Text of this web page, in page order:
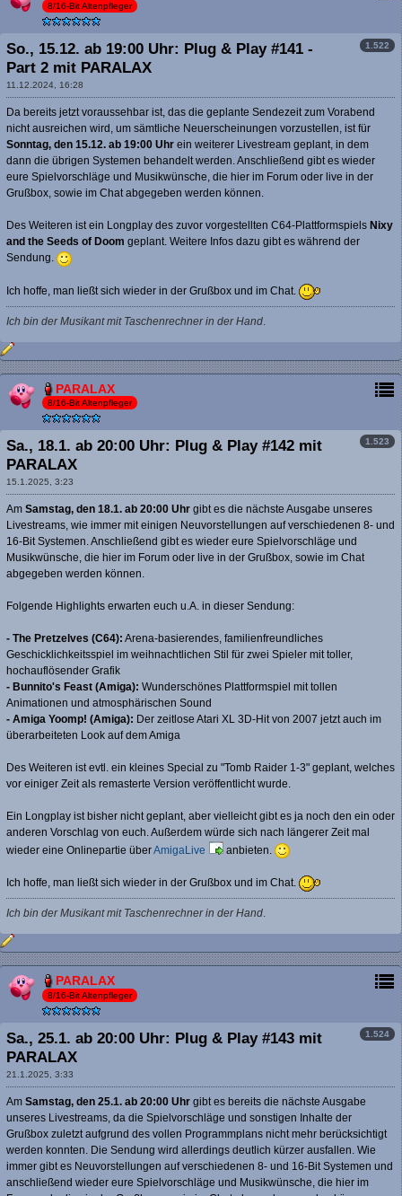
8/16-Bit Altenpfleger
1.522
So., 15.12. ab 19:00 Uhr: Plug & Play #141 -
Part 2 mit PARALAX
11.12.2024, 16:28
Da bereits jetzt voraussehbar ist, das die geplante Sendezeit zum Vorabend
nicht ausreichen wird, um sämtliche Neuerscheinungen vorzustellen, ist für
Sonntag, den 15.12. ab 19:00 Uhr ein weiterer Livestream geplant, in dem
dann die übrigen Systemen behandelt werden. Anschließend gibt es wieder
eure Spielvorschläge und Musikwünsche, die hier im Forum oder live in der
Grußbox, sowie im Chat abgegeben werden können.
Des Weiteren ist ein Longplay des zuvor vorgestellten C64-Plattformspiels Nixy
and the Seeds of Doom geplant. Weitere Infos dazu gibt es während der
Sendung.
Ich hoffe, man ließt sich wieder in der Grußbox und im Chat.
Ich bin der Musikant mit Taschenrechner in der Hand
PARALAX
8/16-Bit Altenpfleger
1.523
Sa., 18.1. ab 20:00 Uhr: Plug & Play #142 mit
PARALAX
15.1.2025, 3:23
Am Samstag, den 18.1. ab 20:00 Uhr gibt es die nächste Ausgabe unseres
Livestreams, wie immer mit einigen Neuvorstellungen auf verschiedenen 8- und
16-Bit Systemen. Anschließend gibt es wieder eure Spielvorschläge und
Musikwünsche, die hier im Forum oder live in der Grußbox, sowie im Chat
abgegeben werden können.
Folgende Highlights erwarten euch u.A. in dieser Sendung:
- The Pretzelves (C64): Arena-basierendes, familienfreundliches
Geschicklichkeitsspiel im weihnachtlichen Stil für zwei Spieler mit toller,
hochauflösender Grafik
- Bunnito's Feast (Amiga): Wunderschönes Plattformspiel mit tollen
Animationen und atmosphärischen Sound
- Amiga Yoomp! (Amiga): Der zeitlose Atari XL 3D-Hit von 2007 jetzt auch im
überarbeiteten Look auf dem Amiga
Des Weiteren ist evtl. ein kleines Special zu "Tomb Raider 1-3" geplant, welches
vor einiger Zeit als remasterte Version veröffentlicht wurde.
Ein Longplay ist bisher nicht geplant, aber vielleicht gibt es ja noch den ein oder
anderen Vorschlag von euch. Außerdem würde sich nach längerer Zeit mal
wieder eine Onlinepartie überAmigaLive anbieten.
Ich hoffe, man ließt sich wieder in der Grußbox und im Chat.
Ich bin der Musikant mit Taschenrechner in der Hand.
PARALAX
8/16-Bit Altenpfleger
1.524
Sa., 25.1. ab 20:00 Uhr: Plug & Play #143 mit
PARALAX
21.1.2025, 3:33
Am Samstag, den 25.1. ab 20:00 Uhr gibt es bereits die nächste Ausgabe
unseres Livestreams, da die Spielvorschläge und sonstigen Inhalte der
Grußbox zuletzt aufgrund des vollen Programmplans nicht mehr berücksichtigt
werden konnten. Die Sendung wird allerdings deutlich kürzer ausfallen. Wie
immer gibt es Neuvorstellungen auf verschiedenen 8- und 16-Bit Systemen und
anschließend wieder eure Spielvorschläge und Musikwünsche, die hier im